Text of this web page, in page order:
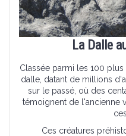
La Dalle
Classée parmi les 100 plus
dalle, datant de millions
sur le passé, où des
témoignent de l'ancienne
Ces créatures